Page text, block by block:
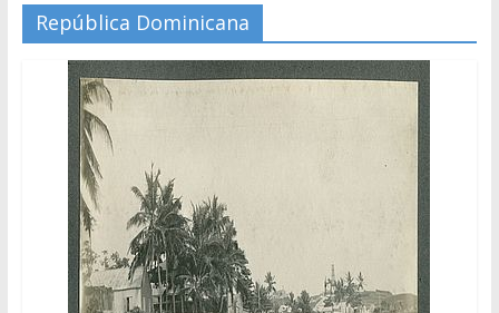
República Dominicana